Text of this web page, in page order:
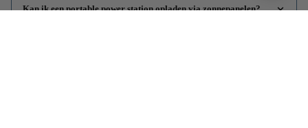
Kan ik een portable power station opladen via zonnepanelen?